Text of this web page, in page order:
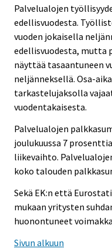
Palvelualojen
edellisvuodesta.
vuoden jokaisella
edellisvuodesta, mutta
näyttää tasaantuneen
neljänneksellä. Osa-
tarkastelujaksolla
vuodentakaisesta.
Palvelualojen
joulukuussa 7
liikevaihto.
koko talouden
Sekä EK:n että
mukaan yritysten
huonontuneet
Sivun alkuun